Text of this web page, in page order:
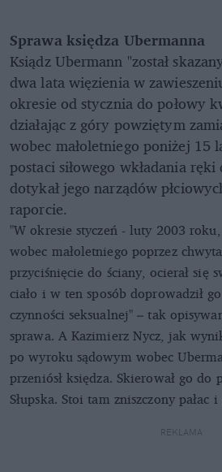
Sprawa księdza Ubermanna
Ksiądz Ubermann "został
dwa lata więzienia w
okresie od stycznia do połowy
działając z góry powziętym
wobec małoletniego poniżej 15
postaci siłowego wkładania
dotykał jego narządów
raporcie.
"W okresie styczeń - luty 2003
wobec małoletniego poprzez
przyciśnięcie do ściany, ocierał się
ciało i w ten sposób doprowadził
czynności seksualnej" – tak
sprawa. A Kazimierz Nycz, jak
po wyroku sądowym wobec
przeniósł księdza. Skierował go do
Słupska. Stoi tam zniszczony
REKLAMA